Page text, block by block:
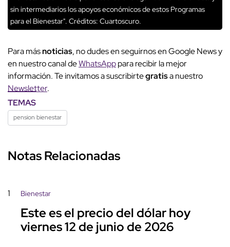
sin intermediarios los apoyos económicos de estos Programas
para el Bienestar". Créditos: Cuartoscuro.
Para másnoticias, no dudes en seguirnos en Google News y
en nuestro canal deWhatsApppara recibir la mejor
información. Te invitamos a suscribirtegratisa nuestro
Newsletter.
TEMAS
pension bienestar
Notas Relacionadas
1 Bienestar
Este es el precio del dólar hoy
viernes 12 de junio de 2026